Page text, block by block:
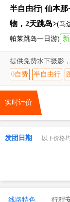
半自由行| 仙本
物，2天跳岛>(马
帕莱跳岛一日游)
提供免费水下摄影
0自费
半自由行
实时计价
发团日期 以下价格
线路特色 行程